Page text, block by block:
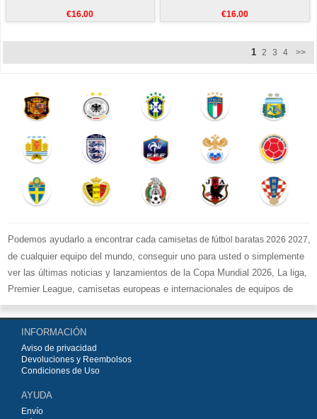
€16.00 €16.00
1 2 3 4 >>
Podemos ayudarlo a encontrar cada camisetas de fútbol baratas 2026 2027
de cualquier equipo del mundo, conseguir uno para usted o simplemente
ver las últimas noticias y lanzamientos de la Copa Mundial 2026, La liga,
Premier League, camisetas europeas e internacionales de equipos de
fútbol y kits.
Comprecamisetas de fútbol baratas replicasen la tienda deportiva
más grande de Europa. ¡Grandes ofertas en todas las camisetas del club
de fútbol, ​​kits europeos e internacionales, todo a los precios más bajos!
Compre nuestra gran selección de
INFORMACIÓN
Aviso de privacidad
Devoluciones y Reembolsos
Condiciones de Uso
AYUDA
Envío